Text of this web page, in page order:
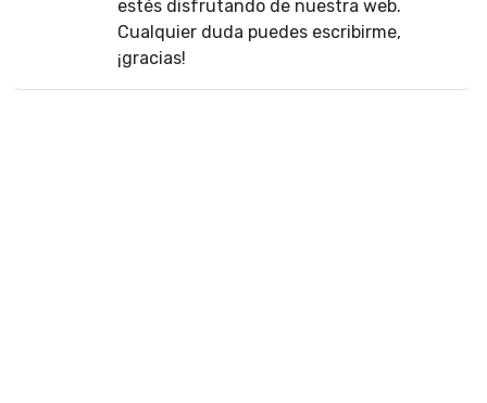
estés disfrutando de nuestra web.
Cualquier duda puedes escribirme,
¡gracias!